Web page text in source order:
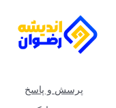
محتوا
پرسش و پاسخ